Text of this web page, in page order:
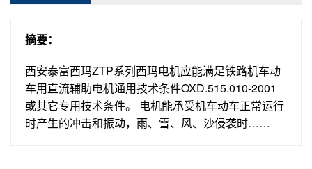
摘要：
西安泰富西玛ZTP系列西玛电机应能满足铁路机车动
车用直流辅助电机通用技术条件OXD.515.010-2001
或其它专用技术条件。 电机能承受机车动车正常运行
时产生的冲击和振动，雨、雪、风、沙侵袭时……